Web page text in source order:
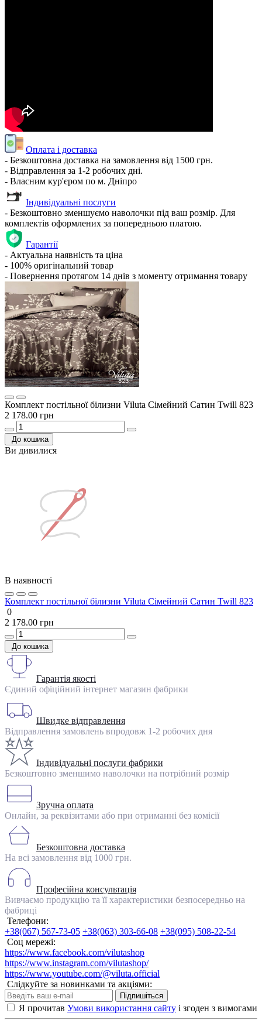
Оплата і доставка
- Безкоштовна доставка на замовлення від 1500 грн.
- Відправлення за 1-2 робочих дні.
- Власним кур'єром по м. Дніпро
Індивідуальні послуги
- Безкоштовно зменшуємо наволочки під ваш розмір. Для
комплектів оформлених за попередньою платою.
Гарантії
- Актуальна наявність та ціна
- 100% оригінальний товар
- Повернення протягом 14 днів з моменту отримання товару
Комплект постільної білизни Viluta Сімейний Сатин Twill 823
2 178.00 грн
До кошика
Ви дивилися
В наявності
Комплект постільної білизни Viluta Сімейний Сатин Twill 823
0
2 178.00 грн
До кошика
Гарантія якості
Єдиний офіційний інтернет магазин фабрики
Швидке відправлення
Відправлення замовлень впродовж 1-2 робочих дня
Індивідуальні послуги фабрики
Безкоштовно зменшимо наволочки на потрібний розмір
Зручна оплата
Онлайн, за реквізитами або при отриманні без комісії
Безкоштовна доставка
На всі замовлення від 1000 грн.
Професійна консультація
Вивчаємо продукцію та її характеристики безпосередньо на
фабриці
Телефони:
+38(067) 567-73-05 +38(063) 303-66-08 +38(095) 508-22-54
Соц мережі:
https://www.facebook.com/vilutashop
https://www.instagram.com/vilutashop/
https://www.youtube.com/@viluta.official
Слідкуйте за новинками та акціями:
Підпишіться
Я прочитав Умови використання сайту і згоден з вимогами